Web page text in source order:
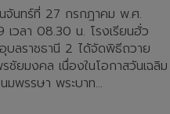
จันทร์ที่ 27 กรกฎาคม พ.ศ.
เวลา 08.30 น. โรงเรียนฮั่ว
บลราชธานี 2 ได้จัดพิธีถวาย
ชัยมงคล เนื่องในโอกาสวันเฉลิม
มพรรษา พระบาท...